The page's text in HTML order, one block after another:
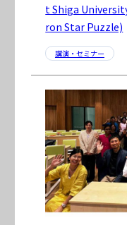
t Shiga
ron Star Puzzle)
講演・セミナー